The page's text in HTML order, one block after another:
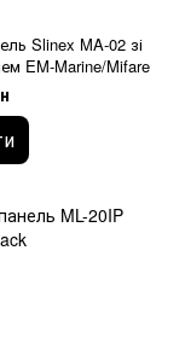
Slinex MA-02 зі
EM-Marine/Mifare